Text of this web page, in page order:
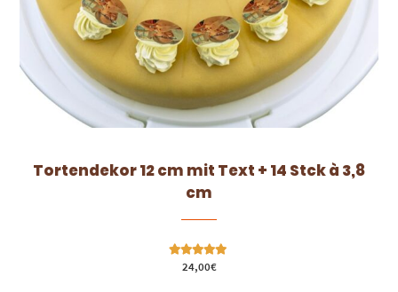
Tortendekor 12 cm mit Text + 14 Stck à 3,8
cm
Bewertet mit
5.00
24,00€